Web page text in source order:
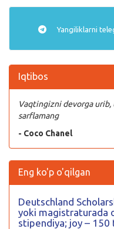
Yangiliklarni
Iqtibos
Vaqtingizni devorga urib,
sarflamang
- Coco Chanel
Eng ko'p o'qilgan
Deutschland
yoki magistraturada
stipendiya; joy – 150